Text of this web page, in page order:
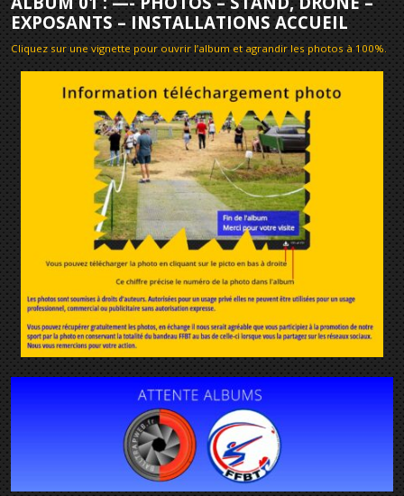
EXPOSANTS – INSTALLATIONS ACCUEIL
Cliquez sur une vignette pour ouvrir l’album et agrandir les photos à 100%.